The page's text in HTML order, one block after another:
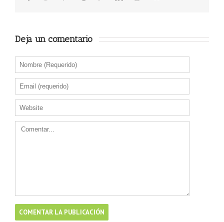
Deja un comentario